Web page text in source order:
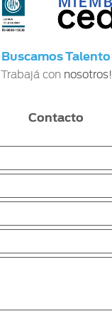
Buscamos Talento
Trabajá con nosotros!
Contacto